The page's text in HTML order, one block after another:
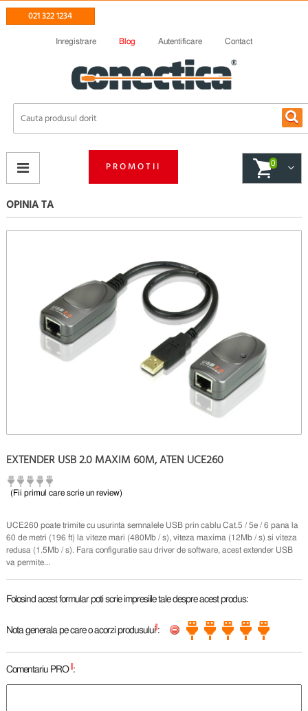
021 322 1234
Inregistrare Blog Autentificare Contact
PROMOTII 0
OPINIA TA
EXTENDER USB 2.0 MAXIM 60M, ATEN UCE260
(Fii primul care scrie un review)
UCE260 poate trimite cu usurinta semnalele USB prin cablu Cat.5 / 5e / 6 pana la
60 de metri (196 ft) la viteze mari (480Mb / s), viteza maxima (12Mb / s) si viteza
redusa (1.5Mb / s). Fara configuratie sau driver de software, acest extender USB
va permite...
Folosind acest formular poti scrie impresiile tale despre acest produs:
Nota generala pe care o acorzi produsului* :
Comentariu PRO :